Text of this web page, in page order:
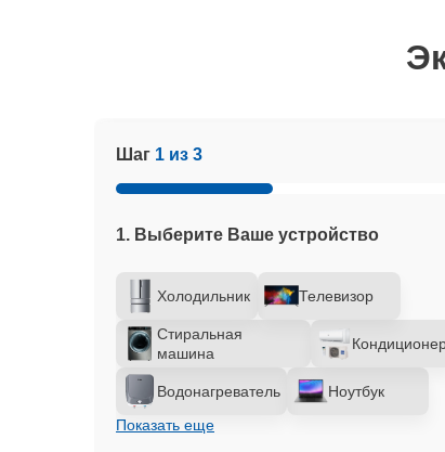
Шаг 1 из 3
1. Выберите Ваше устройство
Холодильник Телевизор
Стиральная
машина
Водонагреватель
Ноутбук
Показать еще